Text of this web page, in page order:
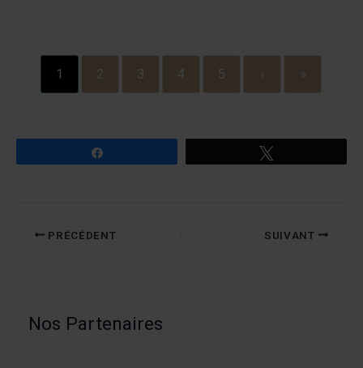
1 2 3 4 5 › »
PRÉCÉDENT SUIVANT
Nos Partenaires